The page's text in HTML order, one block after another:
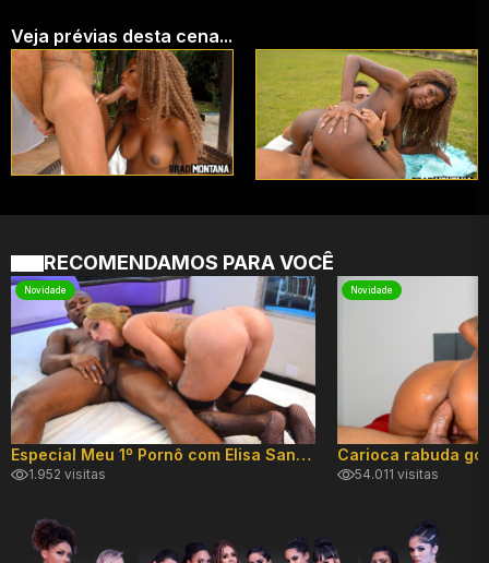
Veja prévias desta cena...
RECOMENDAMOS PARA VOCÊ
Novidade
Especial Meu 1º Pornô com Elisa Sanches
1.952 visitas
Novidade
54.011 visitas